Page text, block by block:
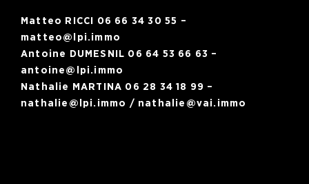
Matteo RICCI 06 66 34 30 55 –
matteo@lpi.immo
Antoine DUMESNIL 06 64 53 66 63 –
antoine@lpi.immo
Nathalie MARTINA 06 28 34 18 99 –
nathalie@lpi.immo / nathalie@vai.immo